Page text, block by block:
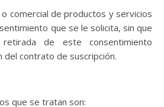
comercial de productos y servicios
que se le solicita, sin que
de este consentimiento
del contrato de suscripción.
que se tratan son: